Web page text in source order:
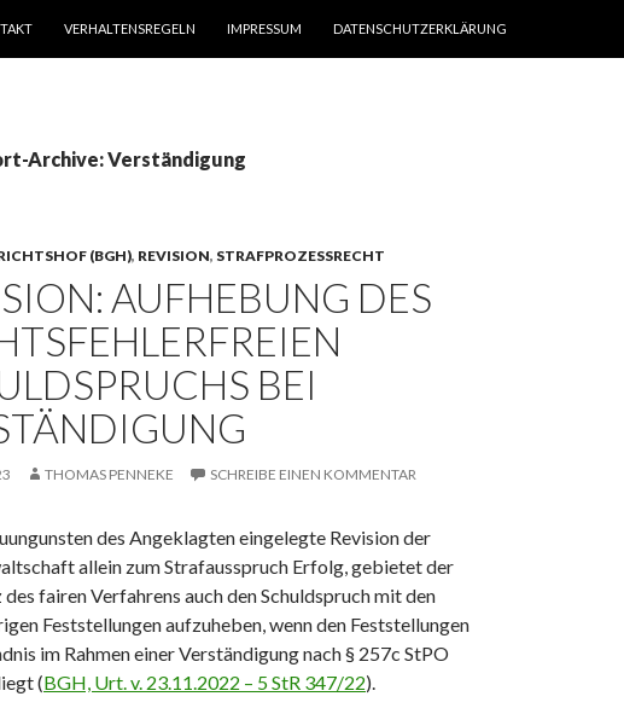
VERHALTENSREGELN IMPRESSUM DATENSCHUTZERKLÄRUNG
Archive: Verständigung
(BGH), REVISION, STRAFPROZESSRECHT
AUFHEBUNG DES
BEI
THOMAS PENNEKE SCHREIBE EINEN KOMMENTAR
des Angeklagten eingelegte Revision der
allein zum Strafausspruch Erfolg, gebietet der
fairen Verfahrens auch den Schuldspruch mit den
Feststellungen aufzuheben, wenn den Feststellungen
im Rahmen einer Verständigung nach § 257c StPO
(BGH, Urt. v. 23.11.2022 – 5 StR 347/22).